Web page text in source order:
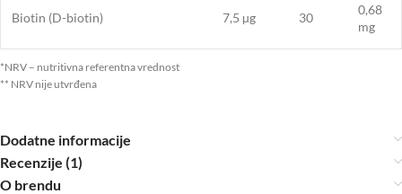
Biotin (D-biotin) 7,5 µg 30
0,68
mg
*NRV – nutritivna referentna vrednost
** NRV nije utvrđena
Dodatne informacije
Recenzije (1)
O brendu